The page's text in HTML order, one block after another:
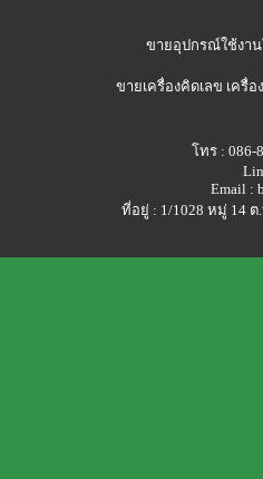
ขายอุปกรณ์ใช้งา
ขายเครื่องคิดเลข เครื่
โทร : 086-
Email :
ที่อยู่ : 1/1028 หมู่ 14 ต.